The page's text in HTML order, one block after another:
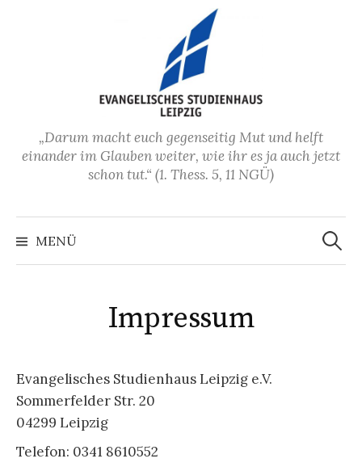
„Darum macht euch gegenseitig Mut und helft
einander im Glauben weiter, wie ihr es ja auch jetzt
schon tut.“ (1. Thess. 5, 11 NGÜ)
MENÜ
Suchen
nach:
Impressum
Evangelisches Studienhaus Leipzig e.V.
Sommerfelder Str. 20
04299 Leipzig
Telefon: 0341 8610552